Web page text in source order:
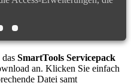
SmartTools Servicepack
an. Klicken Sie einfach
Datei samt